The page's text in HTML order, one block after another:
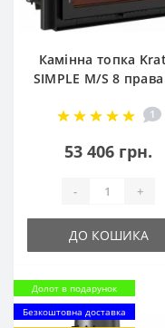
Камінна топка
SIMPLE M/S 8 права
1
53 406 грн.
- +
ДО КОШИКА
Долот в подарунок
Безкоштовна доставка